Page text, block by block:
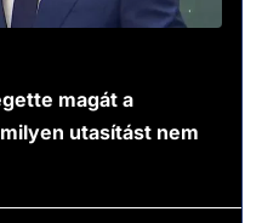
magát a
utasítást nem